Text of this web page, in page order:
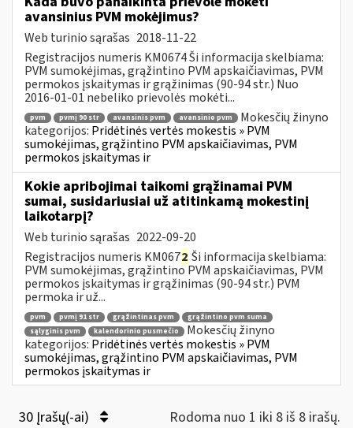
avansinius PVM mokėjimus?
Web turinio sąrašas 2018-11-22
Registracijos numeris KM0674 Ši informacija skelbiama:
PVM sumokėjimas, grąžintino PVM apskaičiavimas, PVM
permokos įskaitymas ir grąžinimas (90-94 str.) Nuo
2016-01-01 nebeliko prievolės mokėti...
pvm pvmį 90 str avansinis pvm avansinio pvm
Mokesčių žinyno
kategorijos: Pridėtinės vertės mokestis » PVM
sumokėjimas, grąžintino PVM apskaičiavimas, PVM
permokos įskaitymas ir
Kokie apribojimai taikomi grąžinamai PVM
sumai, susidariusiai už atitinkamą mokestinį
laikotarpį?
Web turinio sąrašas 2022-09-20
Registracijos numeris KM0672 Ši informacija skelbiama:
PVM sumokėjimas, grąžintino PVM apskaičiavimas, PVM
permokos įskaitymas ir grąžinimas (90-94 str.) PVM
permoka ir už...
pvm pvmį 91 str grąžintinas pvm
grąžintino pvm suma
sąlyginis pvm
kalendorinio pusmečio
Mokesčių žinyno
kategorijos: Pridėtinės vertės mokestis » PVM
sumokėjimas, grąžintino PVM apskaičiavimas, PVM
permokos įskaitymas ir
30 Įrašų(-ai) Rodoma nuo 1 iki 8 iš 8 irašų.